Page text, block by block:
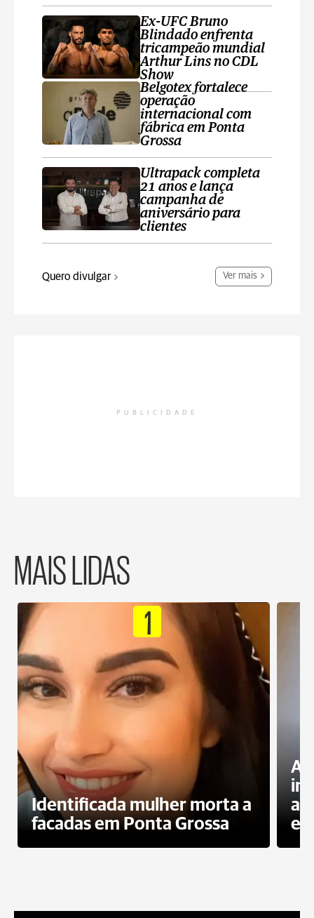
Ex-UFC Bruno
Blindado enfrenta
tricampeão mundial
Arthur Lins no CDL
Show
Belgotex fortalece
operação
internacional com
fábrica em Ponta
Grossa
Ultrapack completa
21 anos e lança
campanha de
aniversário para
clientes
Quero divulgar Ver mais
PUBLICIDADE
MAIS LIDAS
1
Identificada mulher morta a
facadas em Ponta Grossa